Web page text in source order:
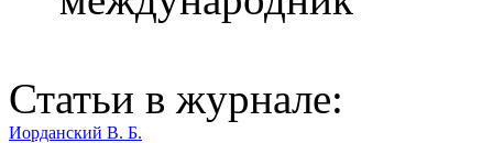
Статьи в журнале:
Иорданский В. Б.